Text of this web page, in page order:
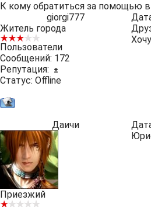
К кому обратиться за помощью
giorgi777
Житель города
Пользователи
Сообщений: 172
Репутация:
±
Статус: Offline
Даичи
Приезжий